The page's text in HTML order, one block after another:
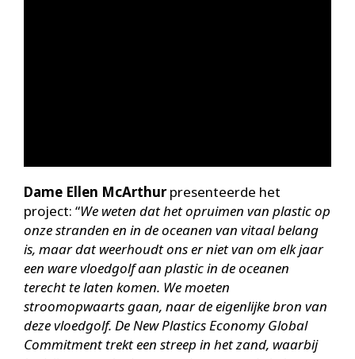
Dame Ellen McArthurpresenteerde het
project: “We weten dat het opruimen van plastic op
onze stranden en in de oceanen van vitaal belang
is, maar dat weerhoudt ons er niet van om elk jaar
een ware vloedgolf aan plastic in de oceanen
terecht te laten komen. We moeten
stroomopwaarts gaan, naar de eigenlijke bron van
deze vloedgolf. De New Plastics Economy Global
Commitment trekt een streep in het zand, waarbij